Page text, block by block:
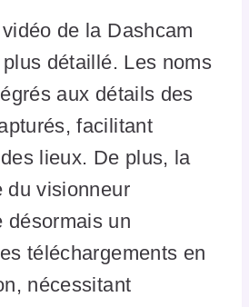
de la Dashcam
détaillé. Les noms
aux détails des
facilitant
lieux. De plus, la
du visionneur
désormais un
téléchargements en
nécessitant